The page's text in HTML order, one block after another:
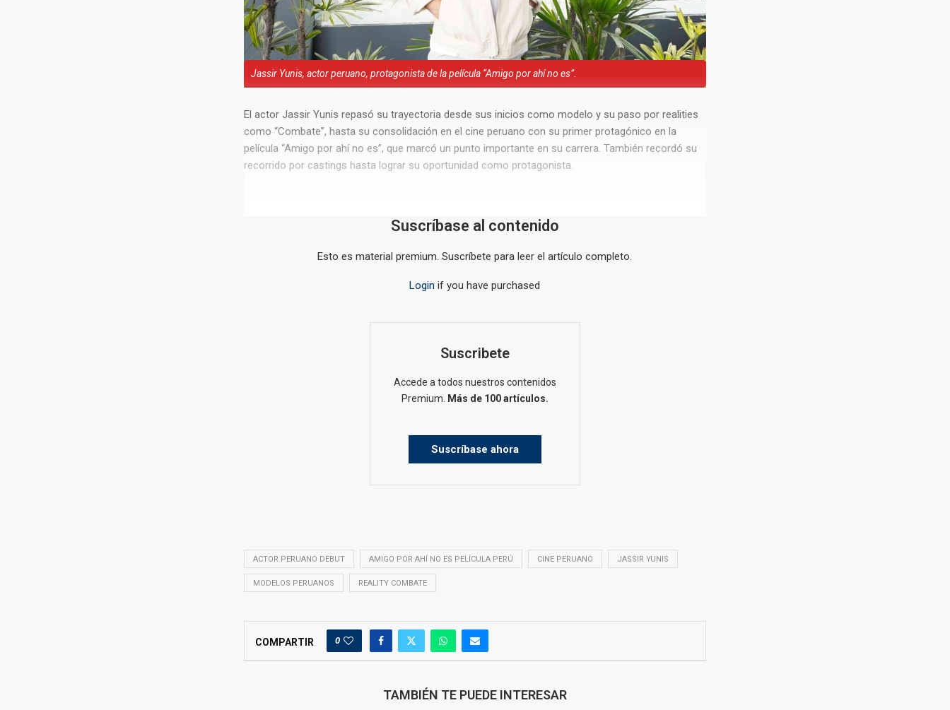
Jassir Yunis, actor peruano, protagonista de la película “Amigo por ahí no es”.
El actor Jassir Yunis repasó su trayectoria desde sus inicios como modelo y su paso por realities
como “Combate”, hasta su consolidación en el cine peruano con su primer protagónico en la
película “Amigo por ahí no es”, que marcó un punto importante en su carrera. También recordó su
recorrido por castings hasta lograr su oportunidad como protagonista.
Suscríbase al contenido
Esto es material premium. Suscríbete para leer el artículo completo.
Login if you have purchased
Suscribete
Accede a todos nuestros contenidos
Premium. Más de 100 artículos.
Suscríbase ahora
ACTOR PERUANO DEBUT AMIGO POR AHÍ NO ES PELÍCULA PERÚ CINE PERUANO JASSIR YUNIS
MODELOS PERUANOS REALITY COMBATE
COMPARTIR 0
TAMBIÉN TE PUEDE INTERESAR